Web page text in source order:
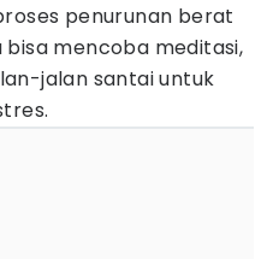
penurunan berat
bisa mencoba meditasi,
jalan santai untuk